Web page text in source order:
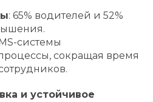
: 65% водителей и 52%
системы
сокращая время
и устойчивое